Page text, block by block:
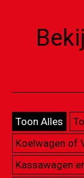
Toon Alles
Koelwagen of
Kassawagen